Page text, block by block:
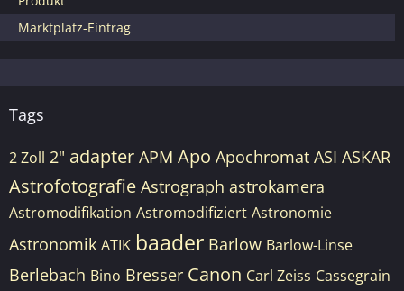
Marktplatz-Eintrag
Tags
2 Zoll 2" adapter APM Apo Apochromat ASI ASKAR
Astrofotografie Astrograph astrokamera
Astromodifikation Astromodifiziert Astronomie
Astronomik ATIK baader Barlow Barlow-Linse
Berlebach Bino Bresser Canon Carl Zeiss Cassegrain